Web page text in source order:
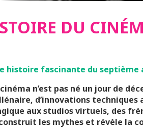
DU
histoire fascinante du septième
n’est pas né un jour de
d’innovations techniques
aux studios virtuels, des
les mythes et révèle la